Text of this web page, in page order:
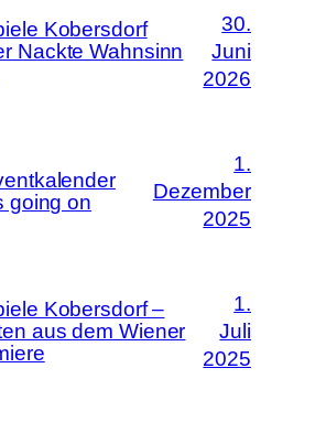
Kobersdorf
Nackte Wahnsinn
30.
Juni
2026
going on
1.
Dezember
2025
Kobersdorf –
aus dem Wiener
1.
Juli
2025